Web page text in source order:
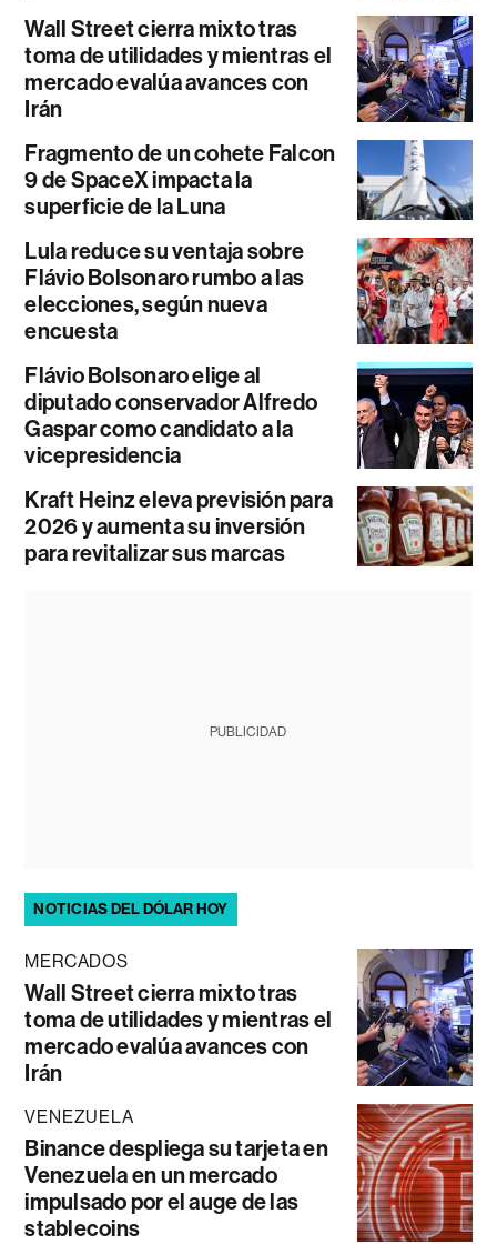
Wall Street cierra mixto tras
toma de utilidades y mientras el
mercado evalúa avances con
Irán
Fragmento de un cohete Falcon
9 de SpaceX impacta la
superficie de la Luna
Lula reduce su ventaja sobre
Flávio Bolsonaro rumbo a las
elecciones, según nueva
encuesta
Flávio Bolsonaro elige al
diputado conservador Alfredo
Gaspar como candidato a la
vicepresidencia
Kraft Heinz eleva previsión para
2026 y aumenta su inversión
para revitalizar sus marcas
PUBLICIDAD
NOTICIAS DEL DÓLAR HOY
MERCADOS
Wall Street cierra mixto tras
toma de utilidades y mientras el
mercado evalúa avances con
Irán
VENEZUELA
Binance despliega su tarjeta en
Venezuela en un mercado
impulsado por el auge de las
stablecoins